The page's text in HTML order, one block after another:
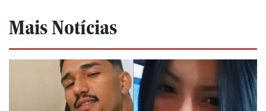
Mais Notícias